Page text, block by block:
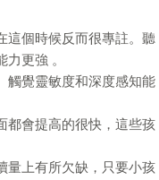
這個時候反而很專註。聽
更強 。
觸覺靈敏度和深度感知能
都會提高的很快，這些孩
量上有所欠缺，只要小孩